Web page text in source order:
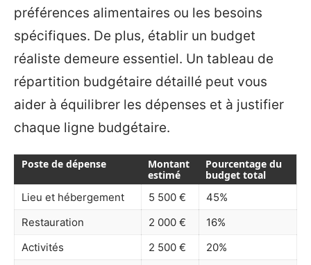
préférences alimentaires ou les besoins
spécifiques. De plus, établir un budget
réaliste demeure essentiel. Un tableau de
répartition budgétaire détaillé peut vous
aider à équilibrer les dépenses et à justifier
chaque ligne budgétaire.
Poste de dépense
Montant
estimé
Pourcentage du
budget total
Lieu et hébergement
5 500 €
45%
Restauration
2 000 €
16%
Activités
2 500 €
20%